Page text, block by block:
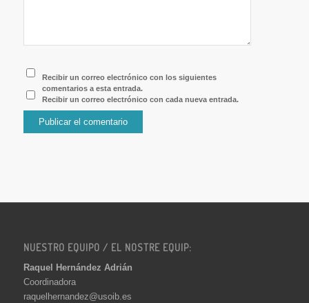
Recibir un correo electrónico con los siguientes
comentarios a esta entrada.
Recibir un correo electrónico con cada nueva entrada.
NUESTRO EQUIPO / EL NOSTRE EQUIP:
Raquel Hernández Adrián
Coordinadora
raquelhernandez@usoib.es